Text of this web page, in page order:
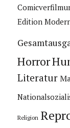
Edition
Horror
Literatur
Religion